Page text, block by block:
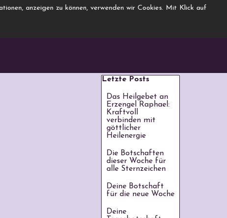
anzeigen zu können, verwenden wir Cookies. Mit Klick auf
Block überspringen Letzte
Letzte Posts
Das Heilgebet an
Erzengel Raphael:
Kraftvoll
verbinden mit
göttlicher
Heilenergie
Die Botschaften
dieser Woche für
alle Sternzeichen
Deine Botschaft
für die neue Woche
Deine